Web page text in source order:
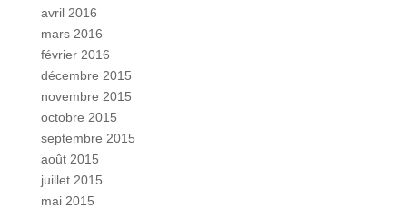
avril 2016
mars 2016
février 2016
décembre 2015
novembre 2015
octobre 2015
septembre 2015
août 2015
juillet 2015
mai 2015